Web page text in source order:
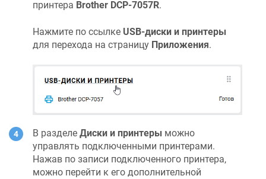
принтера Brother DCP-7057R.
Нажмите по ссылке USB-диски и принтеры
для перехода на страницу Приложения.
В разделе Диски и принтеры можно
управлять подключенными принтерами.
Нажав по записи подключенного принтера,
можно перейти к его дополнительной